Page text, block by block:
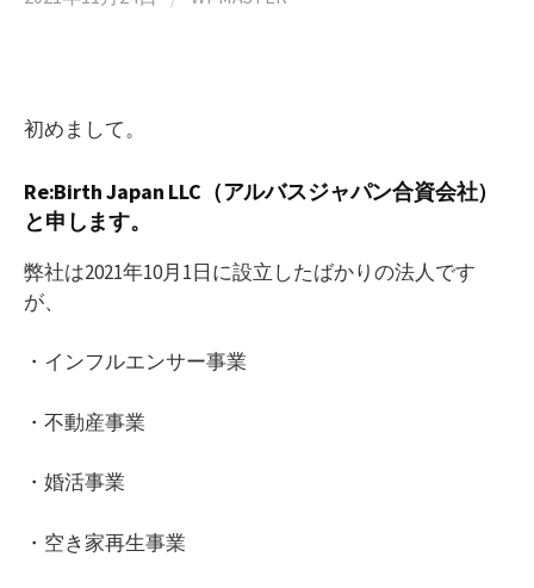
初めまして。
Re:Birth Japan LLC（アルバスジャパン合資会社）
と申します。
弊社は2021年10月1日に設立したばかりの法人です
が、
・インフルエンサー事業
・不動産事業
・婚活事業
・空き家再生事業